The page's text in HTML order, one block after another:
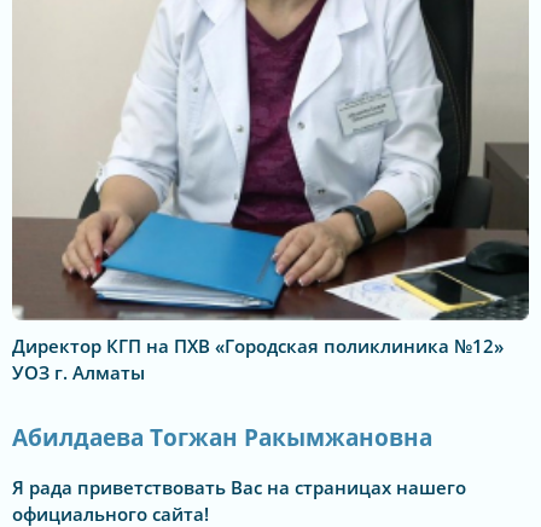
Директор КГП на ПХВ «Городская поликлиника №12»
УОЗ г. Алматы
Абилдаева Тогжан Ракымжановна
Я рада приветствовать Вас на страницах нашего
официального сайта!